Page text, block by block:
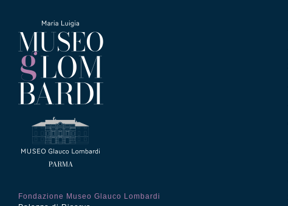
Fondazione Museo Glauco Lombardi